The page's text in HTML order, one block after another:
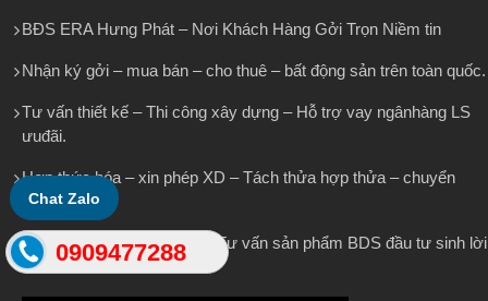
BĐS ERA Hưng Phát – Nơi Khách Hàng Gởi Trọn Niềm tin
Nhận ký gởi – mua bán – cho thuê – bất động sản trên toàn quốc.
Tư vấn thiết kế – Thi công xây dựng – Hỗ trợ vay ngânhàng LS
ưuđãi.
Hợp thức hóa – xin phép XD – Tách thửa hợp thửa – chuyển
mục đích.
Nhận khai di sản thừa kế – Tư vấn sản phẩm BDS đầu tư sinh lời
cao.
Chat Zalo
0909477288